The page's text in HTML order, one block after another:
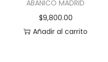
ABANICO MADRID
$9,800.00
Añadir al carrito